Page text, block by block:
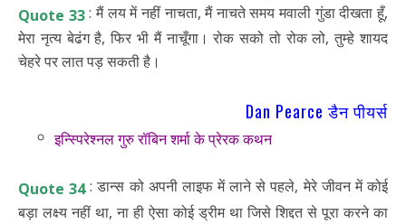
Quote 33: मैं लय में नहीं नाचता, मैं नाचते समय मवाली गुंडा दीखता हूँ,
मेरा नृत्य बेढंग है, फिर भी मैं नाचूँगा। रोक सको तो रोक लो, तुम्हे शायद
चेहरे पर लात पड़ सकती है।
Dan Pearce डैन पीयर्स
इन्स्पिरेश्नल गुरु रॉबिन शर्मा के प्रेरक कथन
Quote 34: डान्स को अपनी लाइफ में लाने से पहले, मेरे जीवन में कोई
बड़ा लक्ष्य नहीं था, ना ही ऐसा कोई ड्रीम था जिसे शिद्दत से पूरा करने का